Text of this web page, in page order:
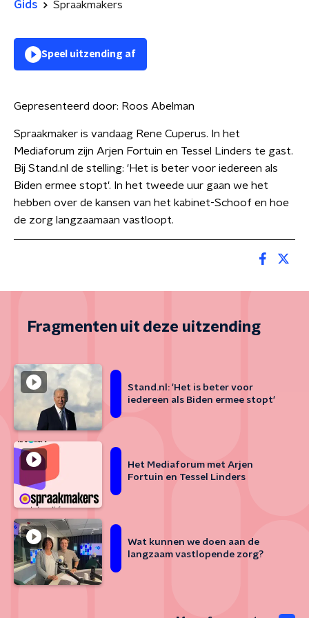
Gids Spraakmakers
Speel uitzending af
Gepresenteerd door: Roos Abelman
Spraakmaker is vandaag Rene Cuperus. In het
Mediaforum zijn Arjen Fortuin en Tessel Linders te gast.
Bij Stand.nl de stelling: 'Het is beter voor iedereen als
Biden ermee stopt'. In het tweede uur gaan we het
hebben over de kansen van het kabinet-Schoof en hoe
de zorg langzaamaan vastloopt.
Fragmenten uit deze uitzending
Stand.nl: 'Het is beter voor
iedereen als Biden ermee stopt'
Het Mediaforum met Arjen
Fortuin en Tessel Linders
Wat kunnen we doen aan de
langzaam vastlopende zorg?